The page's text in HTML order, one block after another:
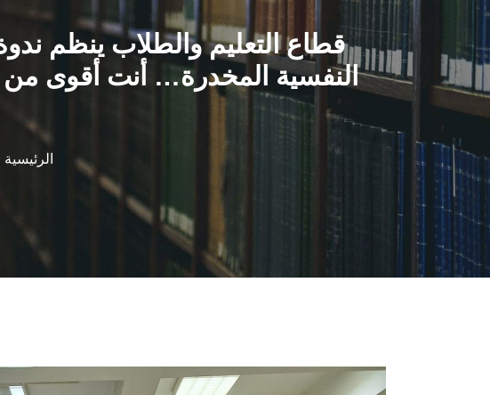
قطاع التعليم والطلاب ينظم
النفسية المخدرة… أنت أقوى من
الرئيسية